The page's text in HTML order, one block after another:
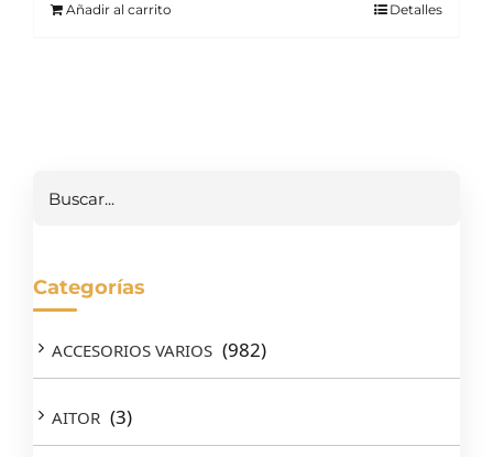
Añadir al carrito Detalles
Categorías
ACCESORIOS VARIOS (982)
AITOR (3)